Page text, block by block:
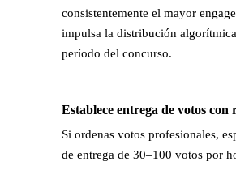
consistentemente el mayor
impulsa la distribución
período del concurso.
Establece entrega de votos con
Si ordenas votos profesionales,
de entrega de 30–100 votos por